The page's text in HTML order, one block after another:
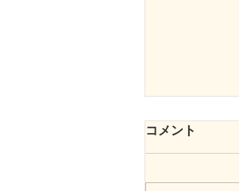
いい🍓の日
コメント